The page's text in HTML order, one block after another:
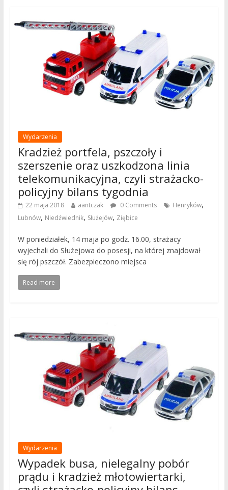
Wydarzenia
Kradzież portfela, pszczoły i
szerszenie oraz uszkodzona linia
telekomunikacyjna, czyli strażacko-
policyjny bilans tygodnia
22 maja 2018 aantczak 0 Comments Henryków,
Lubnów, Niedźwiednik, Służejów, Ziębice
W poniedziałek, 14 maja po godz. 16.00, strażacy
wyjechali do Służejowa do posesji, na której znajdował
się rój pszczół. Zabezpieczono miejsca
Read more
Wydarzenia
Wypadek busa, nielegalny pobór
prądu i kradzież młotowiertarki,